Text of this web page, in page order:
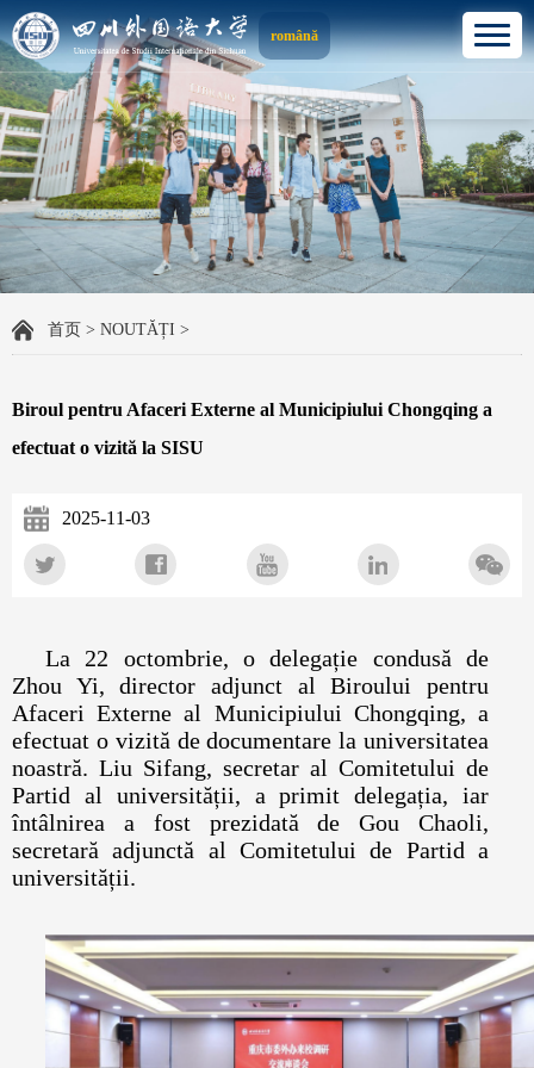
română
首页 > NOUTĂȚI >
Biroul pentru Afaceri Externe al Municipiului Chongqing a
efectuat o vizită la SISU
2025-11-03
La 22 octombrie, o delegație condusă de
Zhou Yi, director adjunct al Biroului pentru
Afaceri Externe al Municipiului Chongqing, a
efectuat o vizită de documentare la universitatea
noastră. Liu Sifang, secretar al Comitetului de
Partid al universității, a primit delegația, iar
întâlnirea a fost prezidată de Gou Chaoli,
secretară adjunctă al Comitetului de Partid a
universității.